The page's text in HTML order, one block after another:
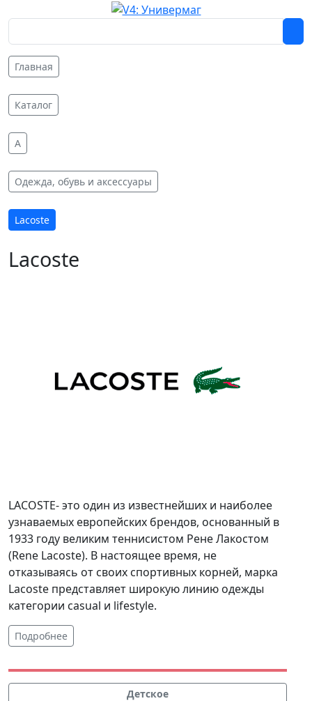
Главная
Каталог
A
Одежда, обувь и аксессуары
Lacoste
Lacoste
LACOSTE- это один из известнейших и наиболее
узнаваемых европейских брендов, основанный в
1933 году великим теннисистом Рене Лакостом
(Rene Lacoste). В настоящее время, не
отказываясь от своих спортивных корней, марка
Lacoste представляет широкую линию одежды
категории casual и lifestyle.
Подробнее
Детское